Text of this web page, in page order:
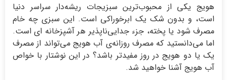
هویج یکی از محبوب‌ترین سبزیجات ریشه‌دار سراسر دنیا
است، و بدون شک یک ابرخوراکی است. این سبزی چه خام
مصرف شود یا پخته، جزء جدایی‌ناپذیر هر آشپزخانه ای است.
اما می‌دانستید که مصرف روزانه‌ی آب هویج می‌تواند از مصرف
یک یا دو هویج در روز مفیدتر باشد؟ در این نوشتار با خواص
آب هویج آشنا خواهید شد.